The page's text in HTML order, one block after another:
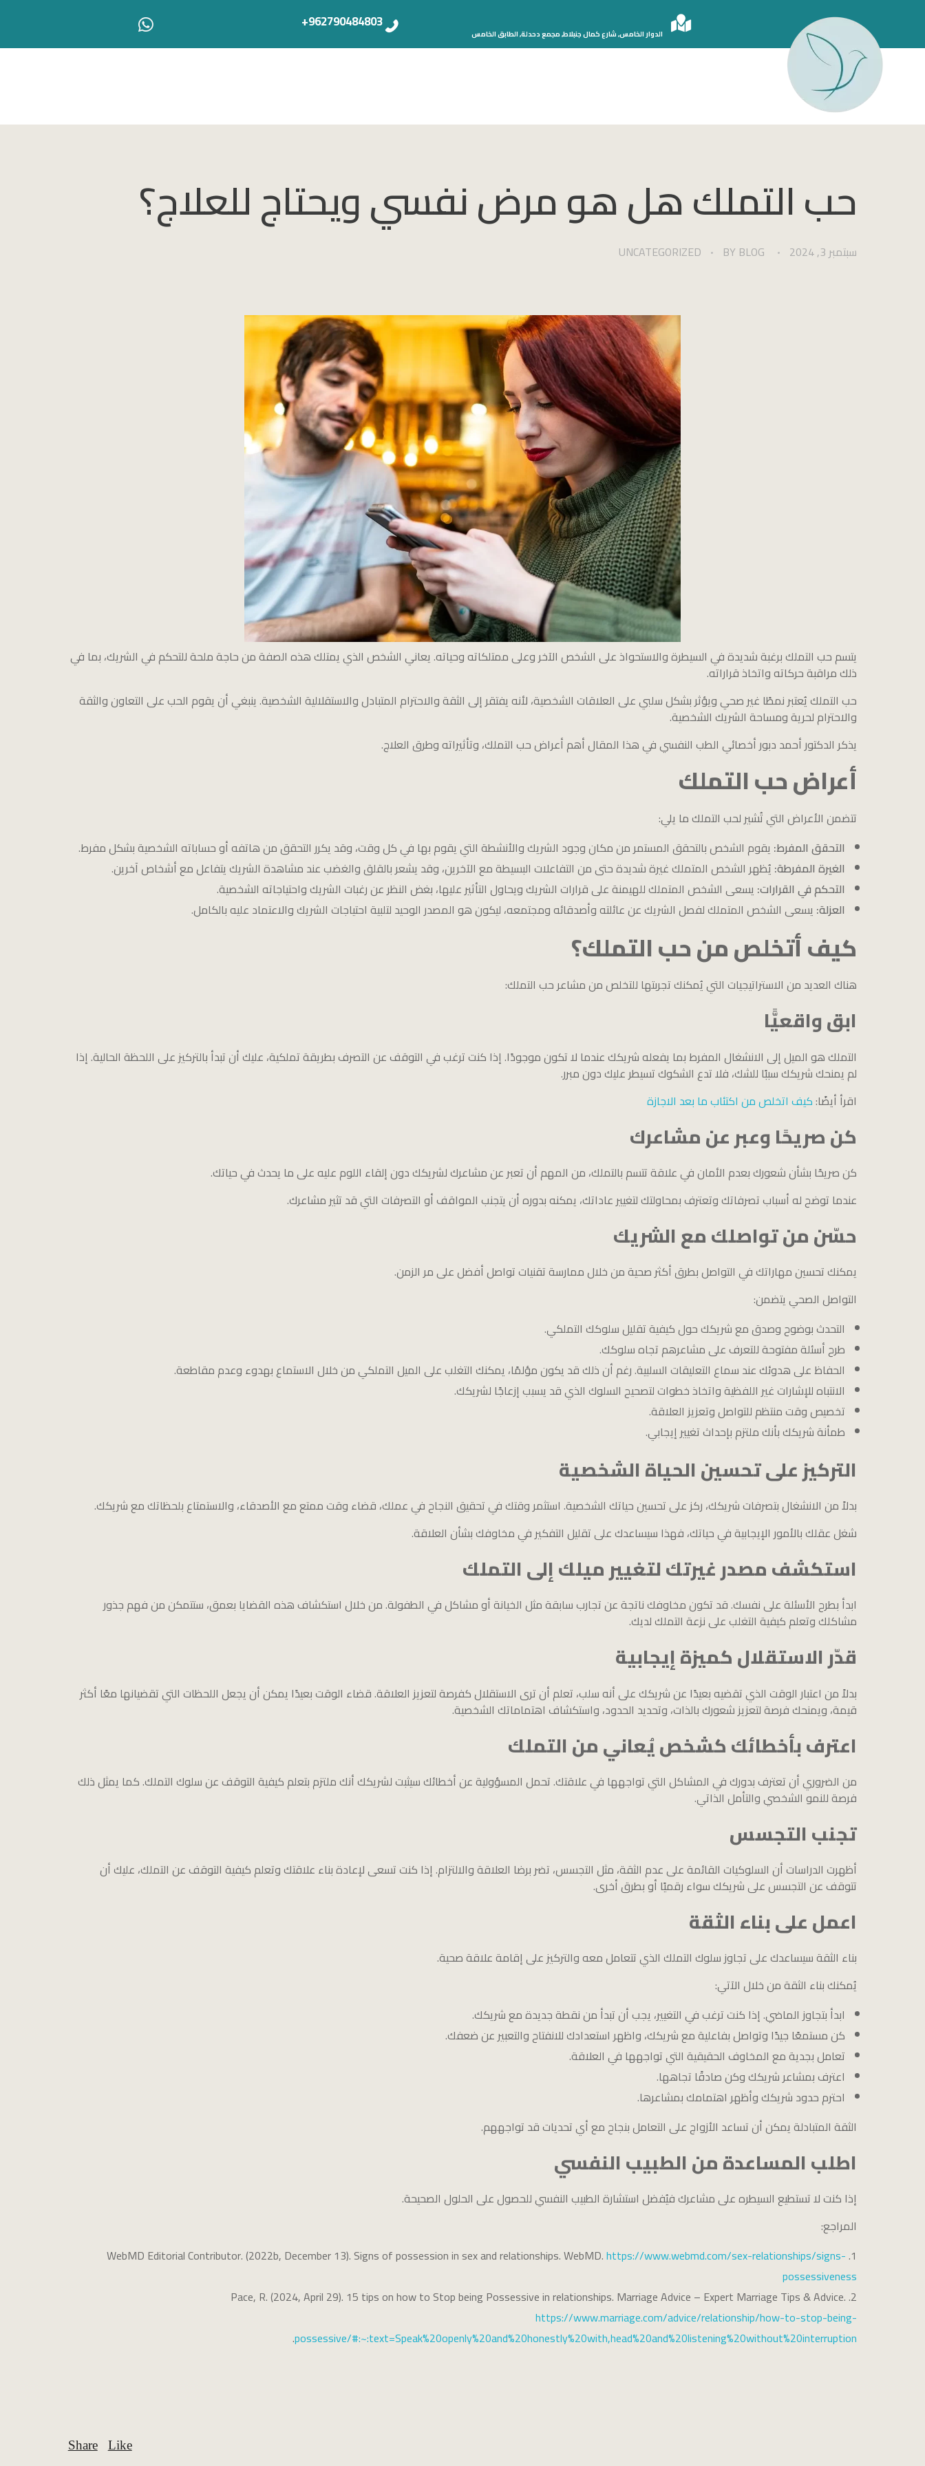
الدوار الخامس, شارع كمال جنبلاط, مجمع دحدلة, الطابق الخامس
962790484803+
الدكتور أحمد سامي دبور
حب التملك هل هو مرض نفسي ويحتاج للعلاج؟
سبتمبر 3, 2024 BY BLOG
UNCATEGORIZED
يتسم حب التملك برغبة شديدة في السيطرة والاستحواذ على الشخص الآخر وعلى ممتلكاته وحياته. يعاني الشخص الذي يمتلك هذه الصفة من حاجة ملحة للتحكم في الشريك، بما في
ذلك مراقبة حركاته واتخاذ قراراته.
حب التملك يُعتبر نمطًا غير صحي ويؤثر بشكل سلبي على العلاقات الشخصية، لأنه يفتقر إلى الثقة والاحترام المتبادل والاستقلالية الشخصية. ينبغي أن يقوم الحب على التعاون والثقة
والاحترام لحرية ومساحة الشريك الشخصية.
يذكر الدكتور أحمد دبور أخصائي الطب النفسي في هذا المقال أهم أعراض حب التملك، وتأثيراته وطرق العلاج.
أعراض حب التملك
تتضمن الأعراض التي تُشير لحب التملك ما يلي:
التحقق المفرط: يقوم الشخص بالتحقق المستمر من مكان وجود الشريك والأنشطة التي يقوم بها في كل وقت، وقد يكرر التحقق من هاتفه أو حساباته الشخصية بشكل مفرط.
الغيرة المفرطة: يُظهر الشخص المتملك غيرة شديدة حتى من التفاعلات البسيطة مع الآخرين، وقد يشعر بالقلق والغضب عند مشاهدة الشريك يتفاعل مع أشخاص آخرين.
التحكم في القرارات: يسعى الشخص المتملك للهيمنة على قرارات الشريك ويحاول التأثير عليها، بغض النظر عن رغبات الشريك واحتياجاته الشخصية.
العزلة: يسعى الشخص المتملك لفصل الشريك عن عائلته وأصدقائه ومجتمعه، ليكون هو المصدر الوحيد لتلبية احتياجات الشريك والاعتماد عليه بالكامل.
كيف أتخلص من حب التملك؟
هناك العديد من الاستراتيجيات التي يُمكنك تجربتها للتخلص من مشاعر حب التملك:
ابق واقعيًّا
التملك هو الميل إلى الانشغال المفرط بما يفعله شريكك عندما لا تكون موجودًا. إذا كنت ترغب في التوقف عن التصرف بطريقة تملكية، عليك أن تبدأ بالتركيز على اللحظة الحالية. إذا
لم يمنحك شريكك سببًا للشك، فلا تدع الشكوك تسيطر عليك دون مبرر.
اقرأ أيضًا:كيف اتخلص من اكتئاب ما بعد الاجازة
كن صريحًا وعبر عن مشاعرك
كن صريحًا بشأن شعورك بعدم الأمان في علاقة تتسم بالتملك، من المهم أن تعبر عن مشاعرك لشريكك دون إلقاء اللوم عليه على ما يحدث في حياتك.
عندما توضح له أسباب تصرفاتك وتعترف بمحاولتك لتغيير عاداتك، يمكنه بدوره أن يتجنب المواقف أو التصرفات التي قد تثير مشاعرك.
حسّن من تواصلك مع الشريك
يمكنك تحسين مهاراتك في التواصل بطرق أكثر صحية من خلال ممارسة تقنيات تواصل أفضل على مر الزمن.
التواصل الصحي يتضمن:
التحدث بوضوح وصدق مع شريكك حول كيفية تقليل سلوكك التملكي.
طرح أسئلة مفتوحة للتعرف على مشاعرهم تجاه سلوكك.
الحفاظ على هدوئك عند سماع التعليقات السلبية. رغم أن ذلك قد يكون مؤلمًا، يمكنك التغلب على الميل التملكي من خلال الاستماع بهدوء وعدم مقاطعة.
الانتباه للإشارات غير اللفظية واتخاذ خطوات لتصحيح السلوك الذي قد يسبب إزعاجًا لشريكك.
تخصيص وقت منتظم للتواصل وتعزيز العلاقة.
طمأنة شريكك بأنك ملتزم بإحداث تغيير إيجابي.
التركيز على تحسين الحياة الشخصية
بدلاً من الانشغال بتصرفات شريكك، ركز على تحسين حياتك الشخصية. استثمر وقتك في تحقيق النجاح في عملك، قضاء وقت ممتع مع الأصدقاء، والاستمتاع بلحظاتك مع شريكك.
شغل عقلك بالأمور الإيجابية في حياتك، فهذا سيساعدك على تقليل التفكير في مخاوفك بشأن العلاقة.
استكشف مصدر غيرتك لتغيير ميلك إلى التملك
ابدأ بطرح الأسئلة على نفسك. قد تكون مخاوفك ناتجة عن تجارب سابقة مثل الخيانة أو مشاكل في الطفولة. من خلال استكشاف هذه القضايا بعمق، ستتمكن من فهم جذور
مشاكلك وتعلم كيفية التغلب على نزعة التملك لديك.
قدّر الاستقلال كميزة إيجابية
بدلاً من اعتبار الوقت الذي تقضيه بعيدًا عن شريكك على أنه سلب، تعلم أن ترى الاستقلال كفرصة لتعزيز العلاقة. قضاء الوقت بعيدًا يمكن أن يجعل اللحظات التي تقضيانها معًا أكثر
قيمة، ويمنحك فرصة لتعزيز شعورك بالذات، وتحديد الحدود، واستكشاف اهتماماتك الشخصية.
اعترف بأخطائك كشخص يُعاني من التملك
من الضروري أن تعترف بدورك في المشاكل التي تواجهها في علاقتك. تحمل المسؤولية عن أخطائك سيثبت لشريكك أنك ملتزم بتعلم كيفية التوقف عن سلوك التملك. كما يمثل ذلك
فرصة للنمو الشخصي والتأمل الذاتي.
تجنب التجسس
أظهرت الدراسات أن السلوكيات القائمة على عدم الثقة، مثل التجسس، تضر برضا العلاقة والالتزام. إذا كنت تسعى لإعادة بناء علاقتك وتعلم كيفية التوقف عن التملك، عليك أن
تتوقف عن التجسس على شريكك سواء رقميًا أو بطرق أخرى.
اعمل على بناء الثقة
بناء الثقة سيساعدك على تجاوز سلوك التملك الذي تتعامل معه والتركيز على إقامة علاقة صحية.
يُمكنك بناء الثقة من خلال الآتي:
ابدأ بتجاوز الماضي. إذا كنت ترغب في التغيير، يجب أن تبدأ من نقطة جديدة مع شريكك.
كن مستمعًا جيدًا وتواصل بفاعلية مع شريكك، واظهر استعدادك للانفتاح والتعبير عن ضعفك.
تعامل بجدية مع المخاوف الحقيقية التي تواجهها في العلاقة.
اعترف بمشاعر شريكك وكن صادقًا تجاهها.
احترم حدود شريكك وأظهر اهتمامك بمشاعرها.
الثقة المتبادلة يمكن أن تساعد الأزواج على التعامل بنجاح مع أي تحديات قد تواجههم.
اطلب المساعدة من الطبيب النفسي
إذا كنت لا تستطيع السيطره على مشاعرك فيُفضل استشارة الطبيب النفسي للحصول على الحلول الصحيحة.
المراجع:
WebMD Editorial Contributor. (2022b, December 13). Signs of possession in sex and relationships. WebMD.https://www.webmd.com/sex-relationships/signs-
possessiveness
Pace, R. (2024, April 29). 15 tips on how to Stop being Possessive in relationships. Marriage Advice – Expert Marriage Tips & Advice.
https://www.marriage.com/advice/relationship/how-to-stop-being-
possessive/#:~:text=Speak%20openly%20and%20honestly%20with,head%20and%20listening%20without%20interruption
.